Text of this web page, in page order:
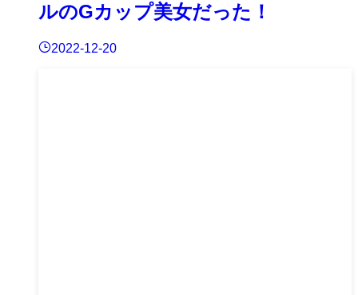
ルのGカップ美女だった！
2022-12-20